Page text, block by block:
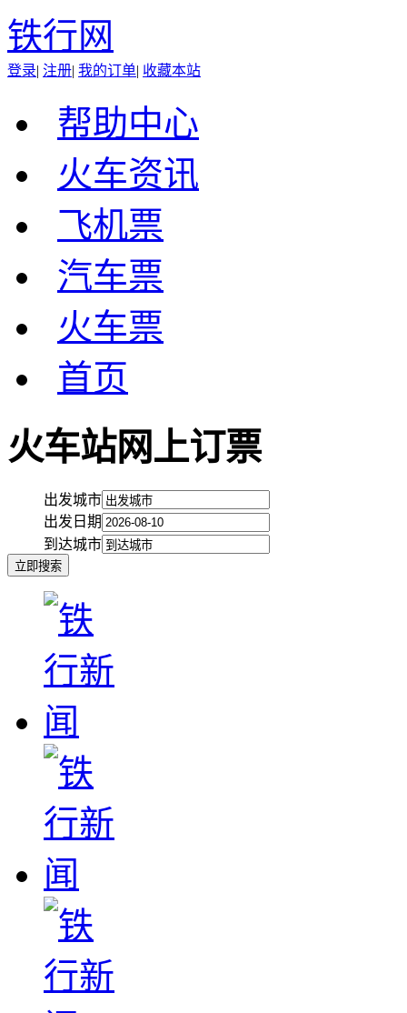
铁行网
登录| 注册| 我的订单| 收藏本站
帮助中心
火车资讯
飞机票
汽车票
火车票
首页
火车站网上订票
出发城市
出发日期
到达城市